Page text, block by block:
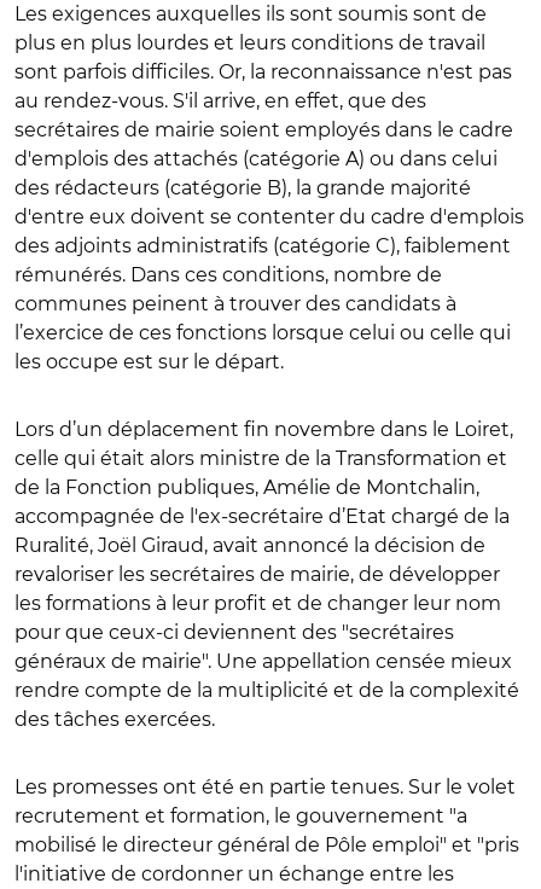
Les exigences auxquelles ils sont soumis sont de
plus en plus lourdes et leurs conditions de travail
sont parfois difficiles. Or, la reconnaissance n'est pas
au rendez-vous. S'il arrive, en effet, que des
secrétaires de mairie soient employés dans le cadre
d'emplois des attachés (catégorie A) ou dans celui
des rédacteurs (catégorie B), la grande majorité
d'entre eux doivent se contenter du cadre d'emplois
des adjoints administratifs (catégorie C), faiblement
rémunérés. Dans ces conditions, nombre de
communes peinent à trouver des candidats à
l’exercice de ces fonctions lorsque celui ou celle qui
les occupe est sur le départ.
Lors d’un déplacement fin novembre dans le Loiret,
celle qui était alors ministre de la Transformation et
de la Fonction publiques, Amélie de Montchalin,
accompagnée de l'ex-secrétaire d’Etat chargé de la
Ruralité, Joël Giraud, avait annoncé la décision de
revaloriser les secrétaires de mairie, de développer
les formations à leur profit et de changer leur nom
pour que ceux-ci deviennent des "secrétaires
généraux de mairie". Une appellation censée mieux
rendre compte de la multiplicité et de la complexité
des tâches exercées.
Les promesses ont été en partie tenues. Sur le volet
recrutement et formation, le gouvernement "a
mobilisé le directeur général de Pôle emploi" et "pris
l'initiative de cordonner un échange entre les